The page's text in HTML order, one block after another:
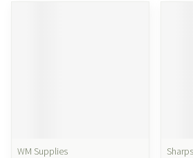
WM Supplies